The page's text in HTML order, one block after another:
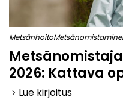
Metsänhoito
2026: Kattava
keyboard_arrow_right Lue kirjoitus